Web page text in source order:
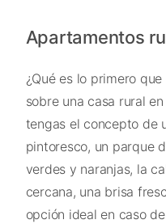
Apartamentos
¿Qué es lo primero
sobre una casa rural
tengas el concepto de
pintoresco, un parque
verdes y naranjas, la
cercana, una brisa
opción ideal en caso